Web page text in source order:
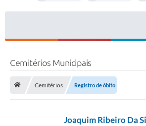
Cemitérios Municipais
Cemitérios Registro de óbito
Joaquim Ribeiro Da